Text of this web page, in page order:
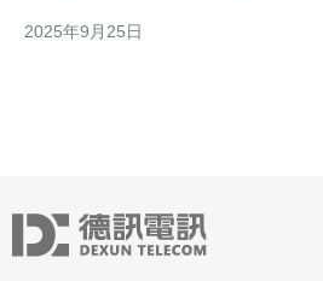
的决策。 首先，我们来了解什么是轻量云服务器。轻量云服务器
2025年9月25日